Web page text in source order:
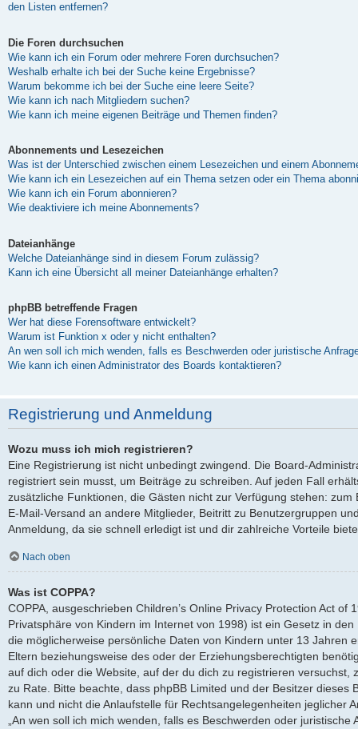
den Listen entfernen?
Die Foren durchsuchen
Wie kann ich ein Forum oder mehrere Foren durchsuchen?
Weshalb erhalte ich bei der Suche keine Ergebnisse?
Warum bekomme ich bei der Suche eine leere Seite?
Wie kann ich nach Mitgliedern suchen?
Wie kann ich meine eigenen Beiträge und Themen finden?
Abonnements und Lesezeichen
Was ist der Unterschied zwischen einem Lesezeichen und einem
Wie kann ich ein Lesezeichen auf ein Thema setzen oder ein Thema
Wie kann ich ein Forum abonnieren?
Wie deaktiviere ich meine Abonnements?
Dateianhänge
Welche Dateianhänge sind in diesem Forum zulässig?
Kann ich eine Übersicht all meiner Dateianhänge erhalten?
phpBB betreffende Fragen
Wer hat diese Forensoftware entwickelt?
Warum ist Funktion x oder y nicht enthalten?
An wen soll ich mich wenden, falls es Beschwerden oder juristische
Wie kann ich einen Administrator des Boards kontaktieren?
Registrierung und Anmeldung
Wozu muss ich mich registrieren?
Eine Registrierung ist nicht unbedingt zwingend. Die Board-
registriert sein musst, um Beiträge zu schreiben. Auf jeden Fall
zusätzliche Funktionen, die Gästen nicht zur Verfügung stehen: zum
E-Mail-Versand an andere Mitglieder, Beitritt zu Benutzergruppen
Anmeldung, da sie schnell erledigt ist und dir zahlreiche Vorteile
Nach oben
Was ist COPPA?
COPPA, ausgeschrieben Children’s Online Privacy Protection Act of
Privatsphäre von Kindern im Internet von 1998) ist ein Gesetz in
die möglicherweise persönliche Daten von Kindern unter 13 Jahren
Eltern beziehungsweise des oder der Erziehungsberechtigten
auf dich oder die Website, auf der du dich zu registrieren versuchst,
zu Rate. Bitte beachte, dass phpBB Limited und der Besitzer dieses
kann und nicht die Anlaufstelle für Rechtsangelegenheiten jeglicher
„An wen soll ich mich wenden, falls es Beschwerden oder juristische